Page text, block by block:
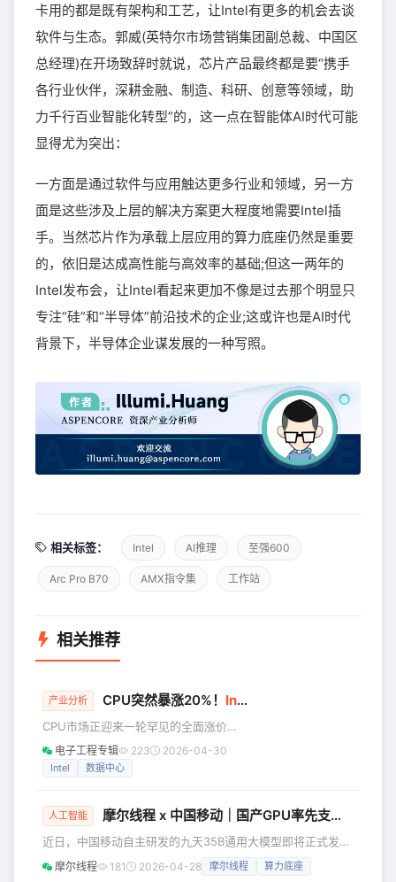
卡用的都是既有架构和工艺，让Intel有更多的机会去谈
软件与生态。郭威(英特尔市场营销集团副总裁、中国区
总经理)在开场致辞时就说，芯片产品最终都是要“携手
各行业伙伴，深耕金融、制造、科研、创意等领域，助
力千行百业智能化转型”的，这一点在智能体AI时代可能
显得尤为突出：
一方面是通过软件与应用触达更多行业和领域，另一方
面是这些涉及上层的解决方案更大程度地需要Intel插
手。当然芯片作为承载上层应用的算力底座仍然是重要
的，依旧是达成高性能与高效率的基础;但这一两年的
Intel发布会，让Intel看起来更加不像是过去那个明显只
专注“硅”和“半导体”前沿技术的企业;这或许也是AI时代
背景下，半导体企业谋发展的一种写照。
相关标签： Intel AI推理 至强600
Arc Pro B70 AMX指令集 工作站
相关推荐
产业分析 CPU突然暴涨20%！ Intel
CPU市场正迎来一轮罕见的全面涨价周
期。 据ODM厂商透露，自2026年3月
起，消费级CPU价格已上涨5%—10%，
大巨头正在筹备第三季度的进一步涨
2周大幅延长至8—12周。 这一轮涨价不
仅牵动着下游整机厂商的神经，更在资
电子工程专辑 223 2026-04-30
Intel 数据中心
人工智能 摩尔线程 x 中国移动｜国产GPU率先支撑央企大模型，S5000完成九天35B大模型适配
近日，中国移动自主研发的九天35B通用大模型即将正式发
布。作为中国移动重要的生态合作伙伴及 “AI 能力联合舰
摩尔线程 181 2026-04-28 摩尔线程 算力底座